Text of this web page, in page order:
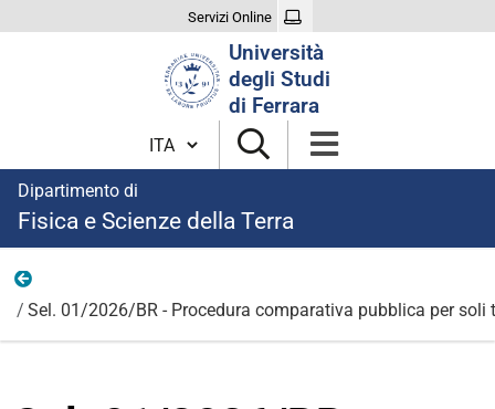
Servizi Online
Università
degli Studi
di Ferrara
Cambia lingua
Dipartimento di
Fisica e Scienze della Terra
Sel. 01/2026/BR - Procedura comparativa pubblica per